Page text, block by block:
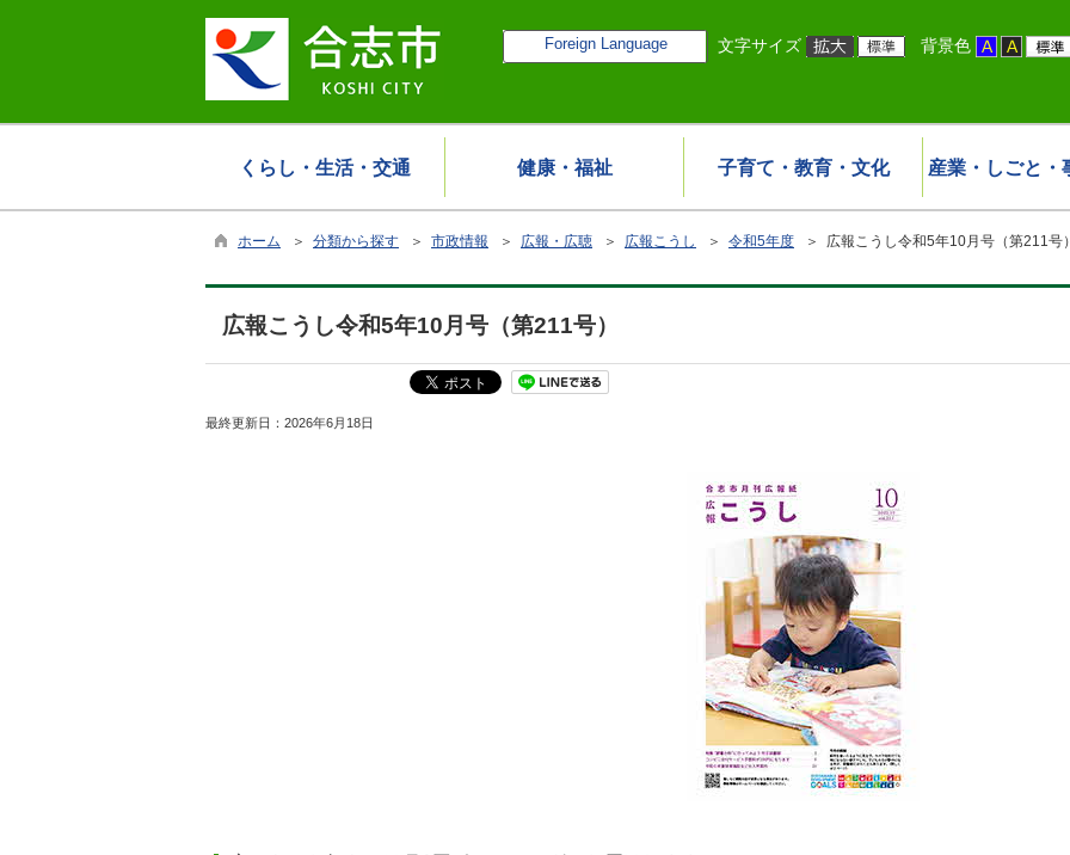
Foreign Language 文字サイズ 背景色
くらし・生活・交通 健康・福祉 子育て・教育・文化 産業・しごと・
ホーム ＞ 分類から探す ＞ 市政情報 ＞ 広報・広聴 ＞ 広報こうし ＞ 令和5年度 ＞ 広報こうし令和5年10月号（第211号）
広報こうし令和5年10月号（第211号）
最終更新日： 2026年6月18日